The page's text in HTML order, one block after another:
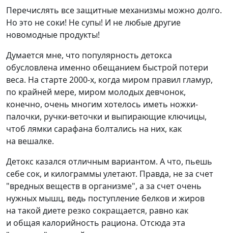
Перечислять все защитные механизмы можно долго.
Но это не соки! Не супы! И не любые другие
новомодные продукты!
Думается мне, что популярность детокса
обусловлена именно обещанием быстрой потери
веса. На старте 2000‑х, когда миром правил гламур,
по крайней мере, миром молодых девчонок,
конечно, очень многим хотелось иметь ножки-
палочки, ручки-веточки и выпирающие ключицы,
чтоб лямки сарафана болтались на них, как
на вешалке.
Детокс казался отличным вариантом. А что, пьешь
себе сок, и килограммы улетают. Правда, не за счет
"вредных веществ в организме", а за счет очень
нужных мышц, ведь поступление белков и жиров
на такой диете резко сокращается, равно как
и общая калорийность рациона. Отсюда эта